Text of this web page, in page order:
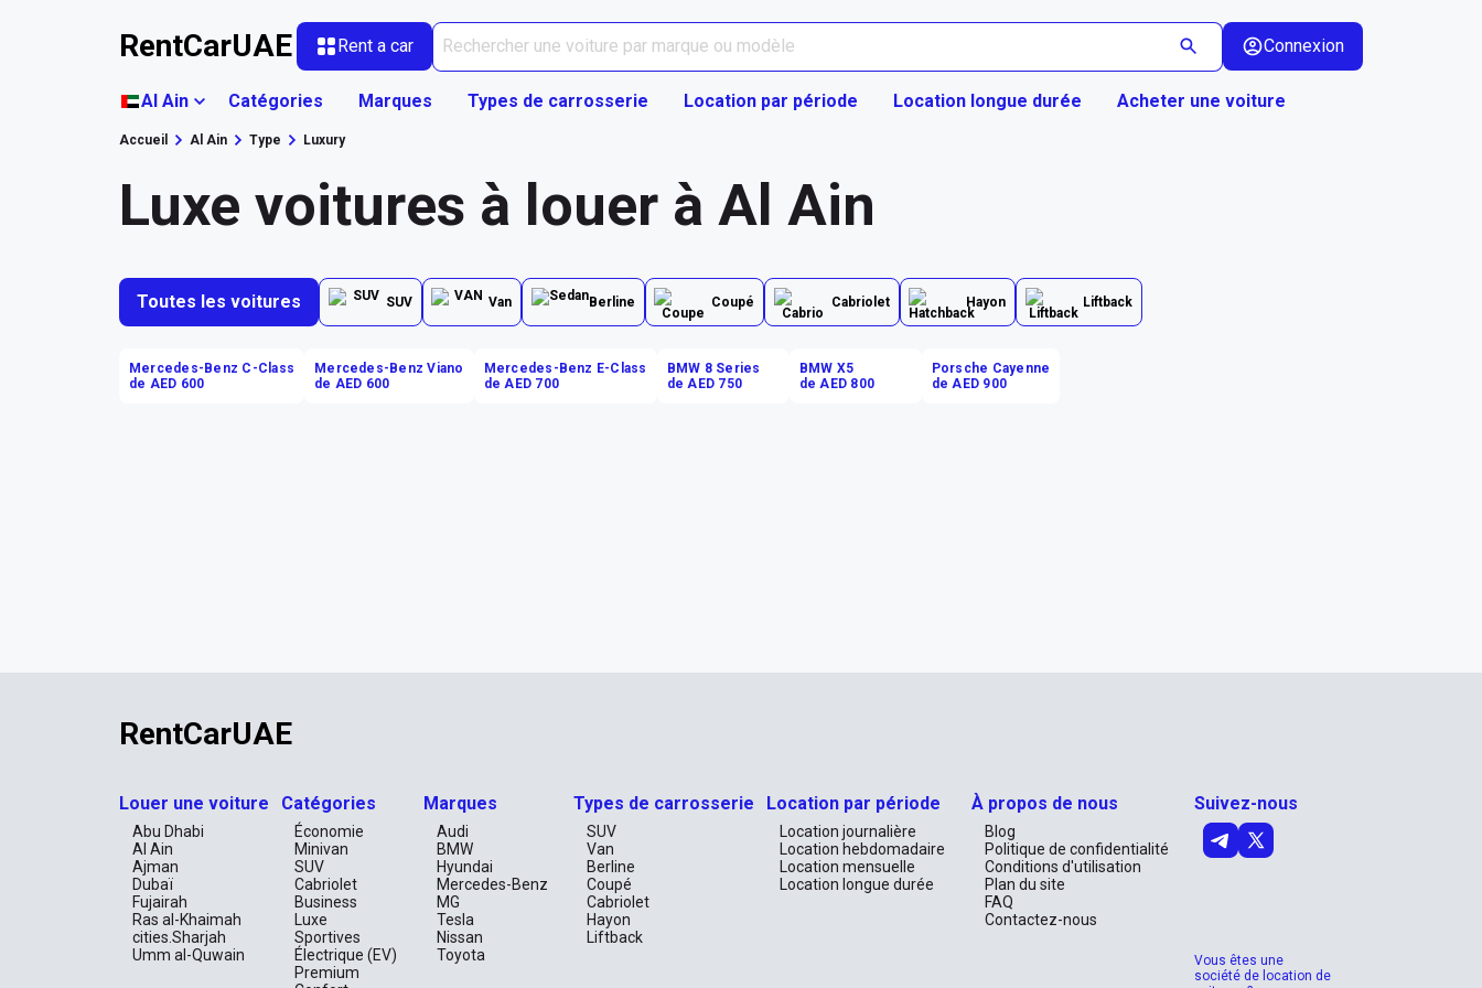
RentCarUAE Rent a car Connexion
Al Ain Catégories Marques Types de carrosserie Location par période Location longue durée Acheter une voiture
Accueil Al Ain Type Luxury
Luxe voitures à louer à Al Ain
Toutes les voitures SUV Van Berline Coupé Cabriolet Hayon Liftback
Mercedes-Benz C-Class
de AED 600
Mercedes-Benz Viano
de AED 600
Mercedes-Benz E-Class
de AED 700
BMW 8 Series
de AED 750
BMW X5
de AED 800
Porsche Cayenne
de AED 900
RentCarUAE
Louer une voiture
Abu Dhabi
Al Ain
Ajman
Dubaï
Fujairah
Ras al-Khaimah
cities.Sharjah
Umm al-Quwain
Catégories
Économie
Minivan
SUV
Cabriolet
Business
Luxe
Sportives
Électrique (EV)
Premium
Marques
Audi
BMW
Hyundai
Mercedes-Benz
MG
Tesla
Nissan
Toyota
Types de carrosserie
SUV
Van
Berline
Coupé
Cabriolet
Hayon
Liftback
Location par période
Location journalière
Location hebdomadaire
Location mensuelle
Location longue durée
À propos de nous
Blog
Politique de confidentialité
Conditions d'utilisation
Plan du site
FAQ
Contactez-nous
Suivez-nous
Vous êtes une
société de location de